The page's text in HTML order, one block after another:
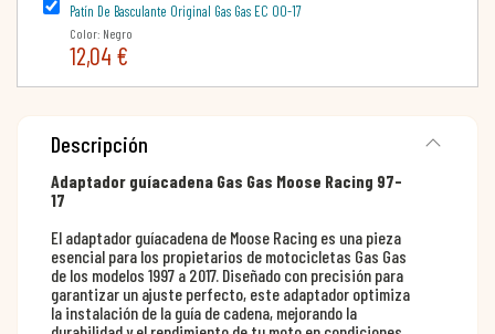
Patín De Basculante Original Gas Gas EC 00-17
Color: Negro
12,04 €
Descripción
Adaptador guíacadena Gas Gas Moose Racing 97-
17
El adaptador guíacadena de Moose Racing es una pieza
esencial para los propietarios de motocicletas Gas Gas
de los modelos 1997 a 2017. Diseñado con precisión para
garantizar un ajuste perfecto, este adaptador optimiza
la instalación de la guía de cadena, mejorando la